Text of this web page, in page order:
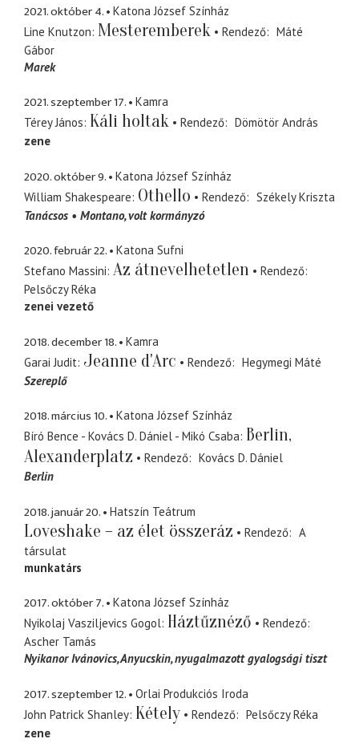
2021. október 4.
Katona József Színház
Line Knutzon Mesteremberek Rendező
Máté
Gábor
Marek
2021. szeptember 17.
Kamra
Térey János Káli holtak Rendező
Dömötör András
zene
2020. október 9.
Katona József Színház
William Shakespeare Othello Rendező
Székely Kriszta
Tanácsos
Montano volt kormányzó
2020. február 22.
Katona Sufni
Stefano Massini Az átnevelhetetlen
Rendező
Pelsőczy Réka
zenei vezető
2018. december 18.
Kamra
Garai Judit Jeanne d'Arc Rendező
Hegymegi Máté
Szereplő
2018. március 10.
Katona József Színház
Bíró Bence - Kovács D. Dániel - Mikó Csaba Berlin,
Alexanderplatz
Rendező
Kovács D. Dániel
Berlin
2018. január 20. Hatszín Teátrum
Loveshake – az élet összeráz Rendező
A
társulat
munkatárs
2017. október 7.
Katona József Színház
Nyikolaj Vasziljevics Gogol Háztűznéző
Rendező
Ascher Tamás
Nyikanor Ivánovics, Anyucskin nyugalmazott gyalogsági tiszt
2017. szeptember 12.
Orlai Produkciós Iroda
John Patrick Shanley Kétely Rendező
Pelsőczy Réka
zene